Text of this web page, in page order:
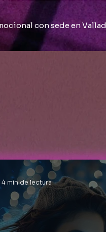
con sede en
4 min de lectura